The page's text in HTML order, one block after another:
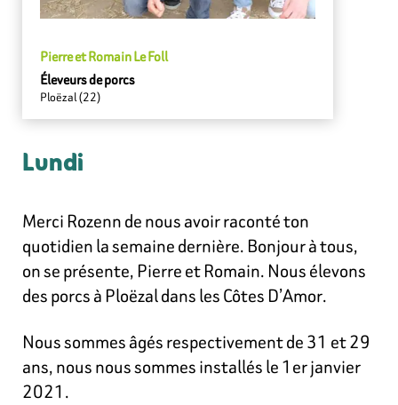
Pierre et Romain Le Foll
Éleveurs de porcs
Ploëzal (22)
Lundi
Merci Rozenn de nous avoir raconté ton
quotidien la semaine dernière. Bonjour à tous,
on se présente, Pierre et Romain. Nous élevons
des porcs à Ploëzal dans les Côtes D’Amor.
Nous sommes âgés respectivement de 31 et 29
ans, nous nous sommes installés le 1er janvier
2021.